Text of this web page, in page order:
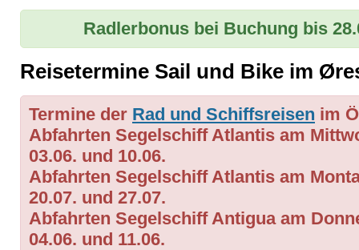
Radlerbonus bei Buchung bis
Reisetermine Sail und Bike im
Termine der Rad und Schiffsreisen im
Abfahrten Segelschiff Atlantis am
03.06. und 10.06.
Abfahrten Segelschiff Atlantis am
20.07. und 27.07.
Abfahrten Segelschiff Antigua am
04.06. und 11.06.